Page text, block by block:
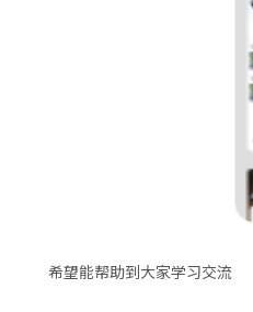
希望能帮助到大家学习交流